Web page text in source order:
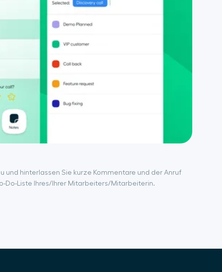
und hinterlassen Sie kurze Kommentare und der Anruf
Do-Liste Ihres/Ihrer Mitarbeiters/Mitarbeiterin.